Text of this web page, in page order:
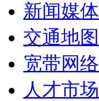
新闻媒体
交通地图
宽带网络
人才市场